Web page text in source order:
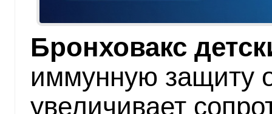
Бронховакс
иммунную защиту
увеличивает